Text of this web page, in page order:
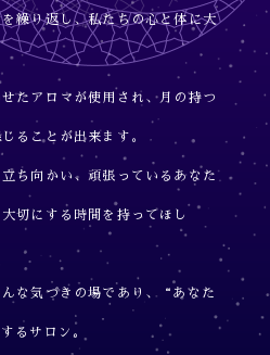
繰り返し、私たちの心と体に大
たアロマが使用され、月の持つ
ることが出来ます。
ち向かい、頑張っているあなた
切にする時間を持ってほし
な気づきの場であり、“あなた
るサロン。